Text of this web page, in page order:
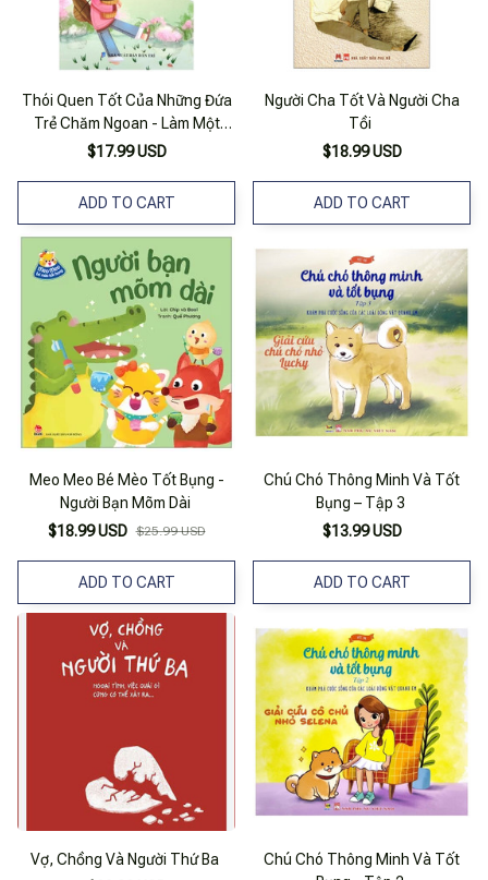
Thói Quen Tốt Của Những Đứa
Trẻ Chăm Ngoan - Làm Một
Người Tử Tế
$17.99 USD
ADD TO CART
Người Cha Tốt Và Người Cha
Tồi
$18.99 USD
ADD TO CART
Meo Meo Bé Mèo Tốt Bụng -
Người Bạn Mõm Dài
$18.99 USD $25.99 USD
ADD TO CART
Chú Chó Thông Minh Và Tốt
Bụng – Tập 3
$13.99 USD
ADD TO CART
Vợ, Chồng Và Người Thứ Ba
Chú Chó Thông Minh Và Tốt